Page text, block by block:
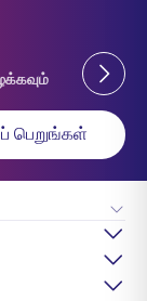
Previous
பெறுங்கள்